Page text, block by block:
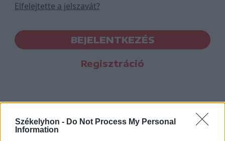
Székelyhon - Do Not Process My Personal
Information
Elfelejtette a jelszavát?
BEJELENTKEZÉS
Regisztráció